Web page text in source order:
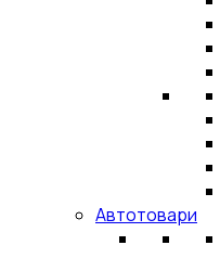
Автотовари